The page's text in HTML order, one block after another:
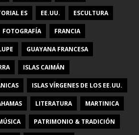
ES EE.UU. ESCULTURA
FOTOGRAFÍA FRANCIA
GUAYANA FRANCESA
ISLAS CAIMÁN
ISLAS VÍRGENES DE LOS EE.UU.
LITERATURA MARTINICA
PATRIMONIO & TRADICIÓN